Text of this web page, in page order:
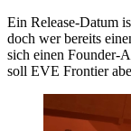
Ein Release-Datum
doch wer bereits
sich einen Founder-
soll EVE Frontier